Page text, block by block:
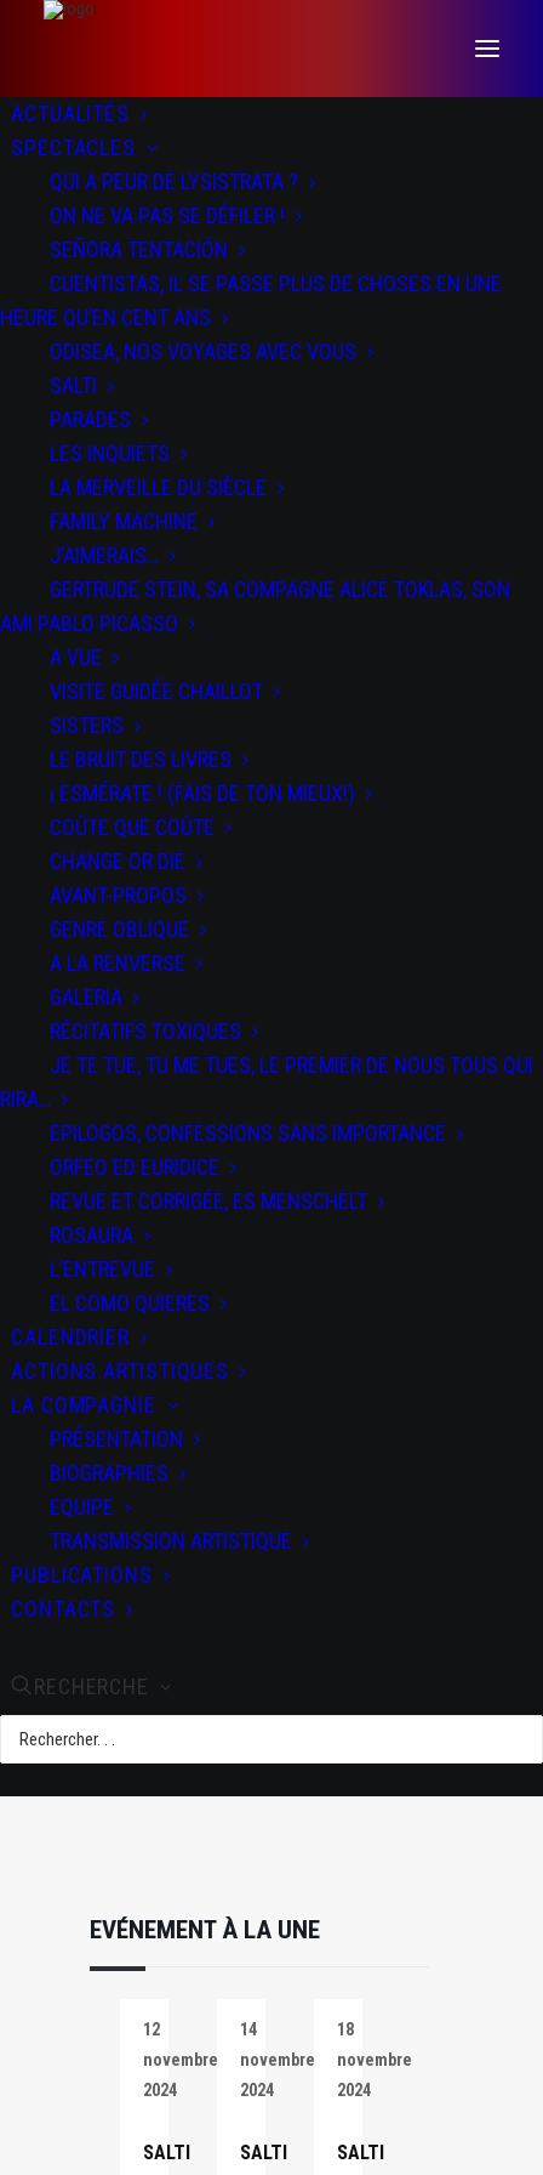
ACTUALITÉS
SPECTACLES
QUI A PEUR DE LYSISTRATA ?
ON NE VA PAS SE DÉFILER !
SEÑORA TENTACIÓN
CUENTISTAS, IL SE PASSE PLUS DE CHOSES EN UNE
HEURE QU’EN CENT ANS
ODISEA, NOS VOYAGES AVEC VOUS
SALTI
PARADES
LES INQUIETS
LA MERVEILLE DU SIÈCLE
FAMILY MACHINE
J’AIMERAIS…
GERTRUDE STEIN, SA COMPAGNE ALICE TOKLAS, SON
AMI PABLO PICASSO
A VUE
VISITE GUIDÉE CHAILLOT
SISTERS
LE BRUIT DES LIVRES
¡ ESMÉRATE ! (FAIS DE TON MIEUX!)
COÛTE QUE COÛTE
CHANGE OR DIE
AVANT-PROPOS
GENRE OBLIQUE
A LA RENVERSE
GALERIA
RÉCITATIFS TOXIQUES
JE TE TUE, TU ME TUES, LE PREMIER DE NOUS TOUS QUI
RIRA…
EPILOGOS, CONFESSIONS SANS IMPORTANCE
ORFEO ED EURIDICE
REVUE ET CORRIGÉE, ES MENSCHELT
ROSAURA
L’ENTREVUE
EL COMO QUIERES
CALENDRIER
ACTIONS ARTISTIQUES
LA COMPAGNIE
PRÉSENTATION
BIOGRAPHIES
EQUIPE
TRANSMISSION ARTISTIQUE
PUBLICATIONS
CONTACTS
RECHERCHE
SALTI
DATE
du 06 au 18
Jan 2025
SPECTACLES
Salti
PARTAGEZ CET
ÉVÉNEMENT
Agenda Google
EVÉNEMENT À LA UNE
12
novembre
2024
SALTI
14
novembre
2024
SALTI
18
novembre
2024
SALTI